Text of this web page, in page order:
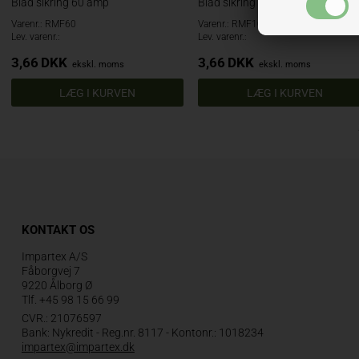
Blad sikring 60 amp
Varenr.: RMF60
Lev. varenr.:
3,66 DKK ekskl. moms
Blad sikring 100 amp
Varenr.: RMF100
Lev. varenr.:
3,66 DKK ekskl. moms
KONTAKT OS
Impartex A/S
Fåborgvej 7
9220 Ålborg Ø
Tlf. +45 98 15 66 99
CVR.: 21076597
Bank: Nykredit - Reg.nr. 8117 - Kontonr.: 1018234
impartex@impartex.dk